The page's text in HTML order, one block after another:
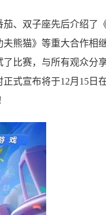
、双子座先后介绍了
熊猫》等重大合作相
比赛，与所有观众分
式宣布将于12月15日